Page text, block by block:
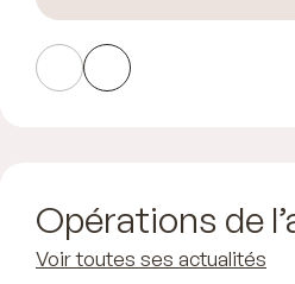
Opérations de
Voir toutes ses actualités